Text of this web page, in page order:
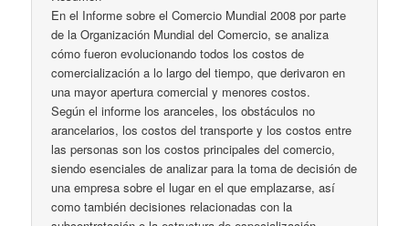
En el Informe sobre el Comercio Mundial 2008 por parte
de la Organización Mundial del Comercio, se analiza
cómo fueron evolucionando todos los costos de
comercialización a lo largo del tiempo, que derivaron en
una mayor apertura comercial y menores costos.
Según el informe los aranceles, los obstáculos no
arancelarios, los costos del transporte y los costos entre
las personas son los costos principales del comercio,
siendo esenciales de analizar para la toma de decisión de
una empresa sobre el lugar en el que emplazarse, así
como también decisiones relacionadas con la